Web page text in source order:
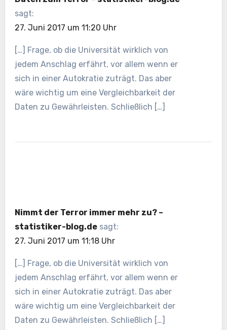
sagt:
27. Juni 2017 um 11:20 Uhr
[…] Frage, ob die Universität wirklich von
jedem Anschlag erfährt, vor allem wenn er
sich in einer Autokratie zuträgt. Das aber
wäre wichtig um eine Vergleichbarkeit der
Daten zu Gewährleisten. Schließlich […]
Nimmt der Terror immer mehr zu? –
statistiker-blog.de sagt:
27. Juni 2017 um 11:18 Uhr
[…] Frage, ob die Universität wirklich von
jedem Anschlag erfährt, vor allem wenn er
sich in einer Autokratie zuträgt. Das aber
wäre wichtig um eine Vergleichbarkeit der
Daten zu Gewährleisten. Schließlich […]